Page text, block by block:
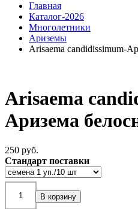
Главная
Каталог-2026
Многолетники
Ариземы
Arisaema candidissimum-
Arisaema
Аризема
250 pуб.
Стандарт поставки